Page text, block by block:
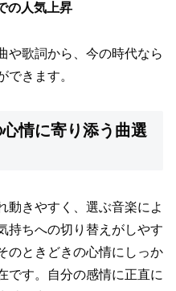
の人気上昇
や歌詞から、今の時代なら
できます。
情に寄り添う曲選
動きやすく、選ぶ音楽によ
持ちへの切り替えがしやす
のときどきの心情にしっか
です。自分の感情に正直に